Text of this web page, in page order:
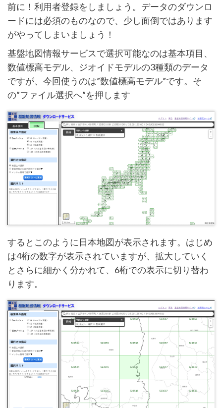
前に！利用者登録をしましょう。データのダウンロ
ードには必須のものなので、少し面倒ではあります
がやってしまいましょう！
基盤地図情報サービスで選択可能なのは基本項目、
数値標高モデル、ジオイドモデルの3種類のデータ
ですが、今回使うのは”数値標高モデル”です。そ
の”ファイル選択へ”を押します
するとこのように日本地図が表示されます。はじめ
は4桁の数字が表示されていますが、拡大していく
とさらに細かく分かれて、6桁での表示に切り替わ
ります。